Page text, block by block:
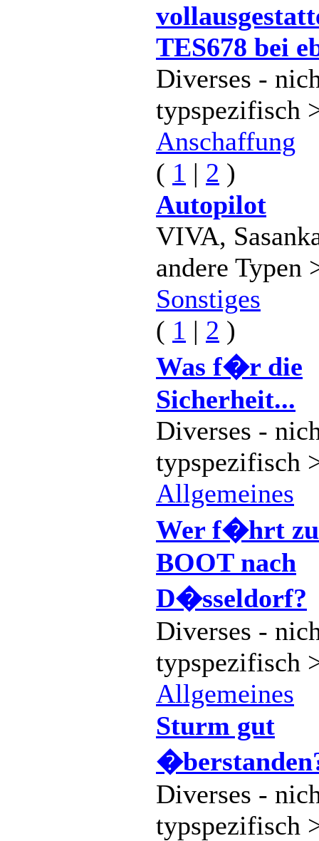
TES678 bei
Diverses -
typspezifisch
Anschaffung
( 1 | 2 )
Autopilot
VIVA,
andere Typen
Sonstiges
( 1 | 2 )
Was f�r die
Sicherheit...
Diverses -
typspezifisch
Allgemeines
Wer f�hrt
BOOT nach
D�sseldorf?
Diverses -
typspezifisch
Allgemeines
Sturm gut
Diverses -
typspezifisch